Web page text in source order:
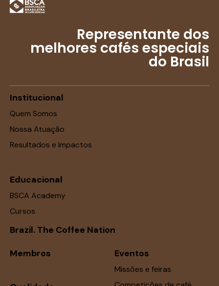
Representante dos
melhores cafés especiais
do Brasil
Institucional
Quem Somos
Nossa Atuação
Resultados e Impactos
Educacional
BSCA Academy
Cursos
Brazil. The Coffee Nation
Membros Eventos
Missões e feiras